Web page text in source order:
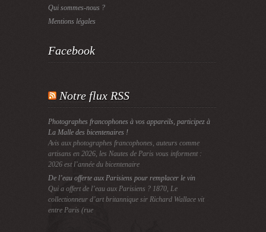
Qui sommes-nous ?
Mentions légales
Facebook
Notre flux RSS
Photographes francophones à vos appareils, participez à
La Malle des bicentenaires !
Avis aux photographes francophones, auteurs comme
artisans en 2026, les Nautes de Paris vous informent :
2026 est l’année du bicentenaire
De l’eau offerte aux Parisiens pour remplacer le vin
Qui a offert de l’eau aux Parisiens ? 1870, Le
collectionneur d’art britannique sir Richard Wallace vit
entre Paris (rue